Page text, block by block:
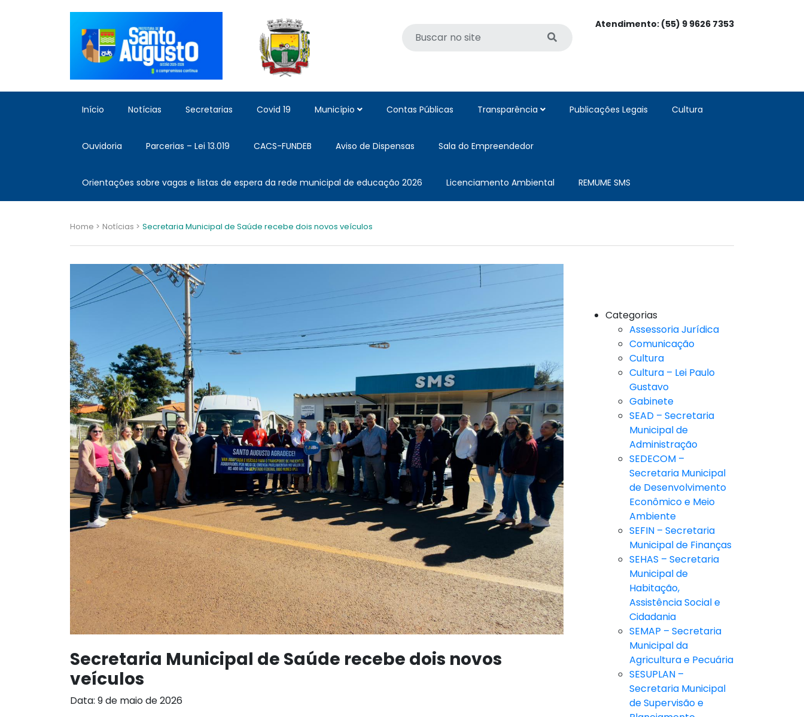
Atendimento: (55) 9 9626 7353
Início Notícias Secretarias Covid 19 Município Contas Públicas Transparência Publicações Legais Cultura
Ouvidoria Parcerias – Lei 13.019 CACS-FUNDEB Aviso de Dispensas Sala do Empreendedor
Orientações sobre vagas e listas de espera da rede municipal de educação 2026 Licenciamento Ambiental REMUME SMS
Home > Notícias > Secretaria Municipal de Saúde recebe dois novos veículos
Secretaria Municipal de Saúde recebe dois novos
veículos
Data: 9 de maio de 2026
Categorias
Assessoria Jurídica
Comunicação
Cultura
Cultura – Lei Paulo
Gustavo
Gabinete
SEAD – Secretaria
Municipal de
Administração
SEDECOM –
Secretaria Municipal
de Desenvolvimento
Econômico e Meio
Ambiente
SEFIN – Secretaria
Municipal de Finanças
SEHAS – Secretaria
Municipal de
Habitação,
Assistência Social e
Cidadania
SEMAP – Secretaria
Municipal da
Agricultura e Pecuária
SESUPLAN –
Secretaria Municipal
de Supervisão e